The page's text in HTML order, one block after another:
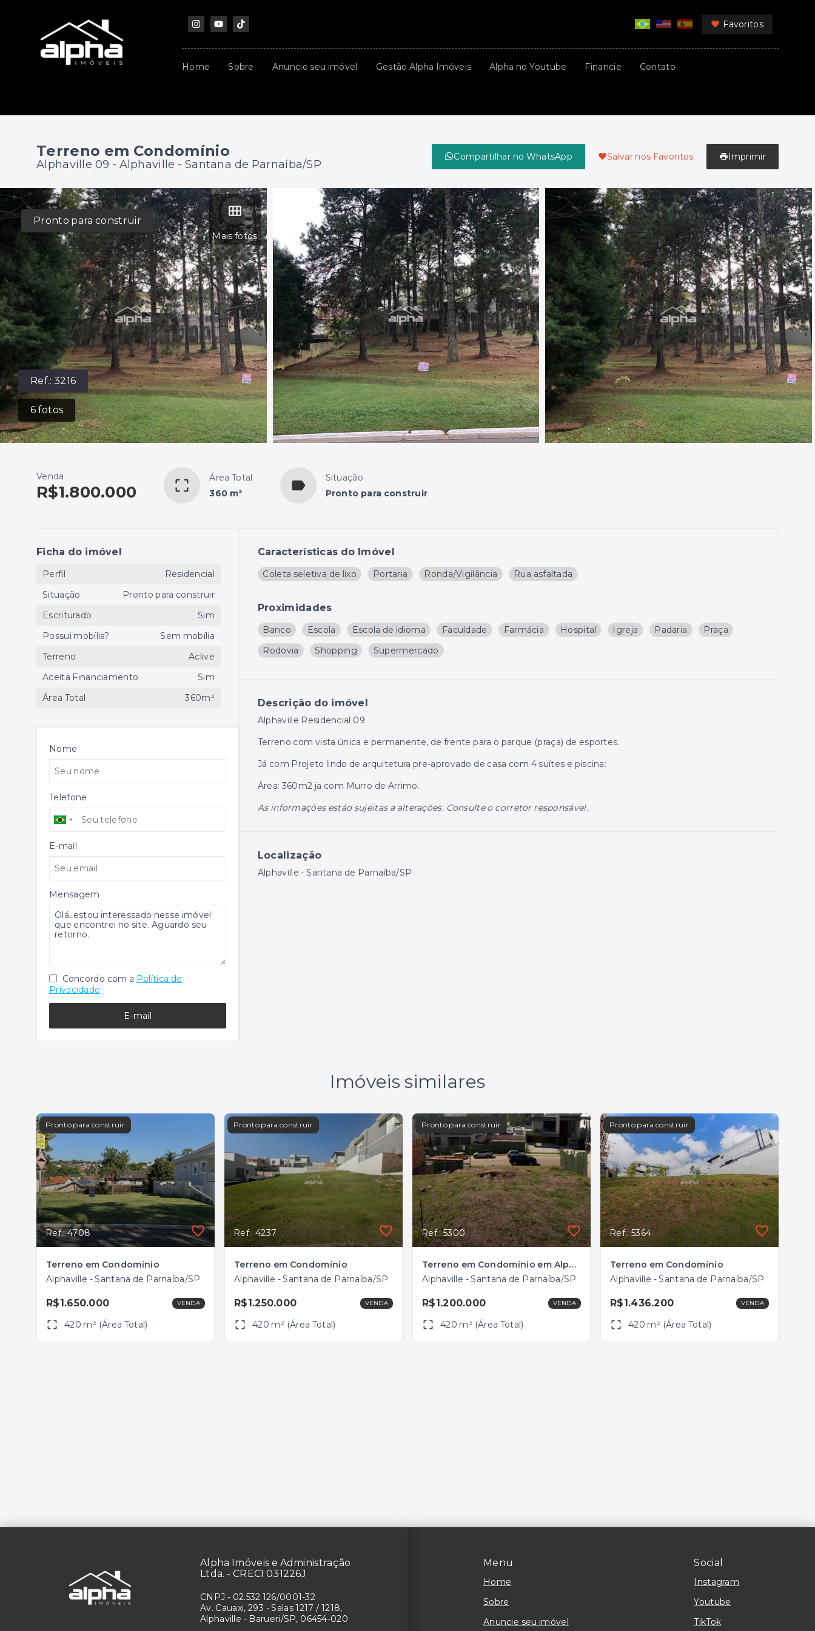
Favoritos
Home Sobre Anuncie seu imóvel Gestão Alpha Imóveis Alpha no Youtube Financie Contato
Terreno em Condomínio
Alphaville 09 - Alphaville - Santana de Parnaíba/SP
Compartilhar no WhatsApp Salvar nos Favoritos Imprimir
Ref.:3216
6 fotos
Mais fotos
Pronto para construir
Venda
R$1.800.000
Área Total
360 m²
Situação
Pronto para construir
Características do Imóvel
Coleta seletiva de lixo Portaria Ronda/Vigilância Rua asfaltada
Proximidades
Banco Escola Escola de idioma Faculdade Farmácia Hospital Igreja Padaria
Praça
Rodovia
Shopping Supermercado
Descrição do imóvel
Alphaville Residencial 09
Terreno com vista única e permanente, de frente para o parque (praça) de esportes.
Já com Projeto lindo de arquitetura pre-aprovado de casa com 4 suítes e piscina:
Área: 360m2 ja com Murro de Arrimo.
As informações estão sujeitas a alterações. Consulte o corretor responsável.
Localização
Alphaville - Santana de Parnaíba/SP
Ficha do imóvel
Perfil
Residencial
Situação
Pronto para construir
Escriturado
Sim
Possui mobília?
Sem mobília
Terreno
Aclive
Aceita Financiamento
Sim
Área Total
360m²
Nome
Telefone
E-mail
Mensagem
Concordo com a Política de
Privacidade
E-mail
Imóveis similares
Pronto para construir
Ref.: 4708
Terreno em Condomínio
Alphaville - Santana de Parnaíba/SP
R$1.650.000 VENDA
420 m² (Área Total)
Pronto para construir
Ref.: 4237
Terreno em Condomínio
Alphaville - Santana de Parnaíba/SP
R$1.250.000 VENDA
420 m² (Área Total)
Pronto para construir
Ref.: 5300
Terreno em Condomínio em Alphaville, Santana de Parnaíba/SP
Alphaville - Santana de Parnaíba/SP
R$1.200.000 VENDA
420 m² (Área Total)
Pronto para construir
Ref.: 5364
Terreno em Condomínio
Alphaville - Santana de Parnaíba/SP
R$1.436.200 VENDA
420 m² (Área Total)
Menu
Home
Sobre
Anuncie seu imóvel
Social
Instagram
Youtube
TikTok
Alpha Imóveis e Administração
Ltda. - CRECI 031226J
CNPJ - 02.532.126/0001-32
Av. Cauaxi, 293 - Salas 1217 / 1218,
Alphaville - Barueri/SP, 06454-020